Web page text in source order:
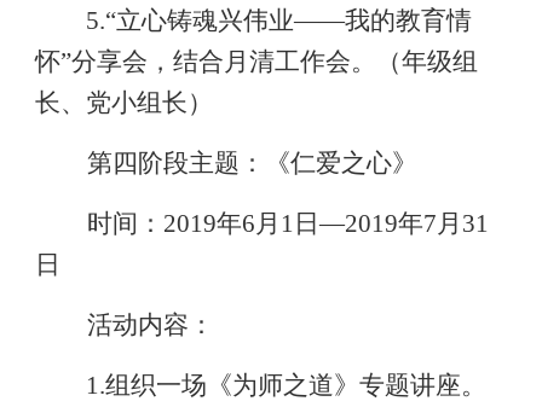
5.“立心铸魂兴伟业——我的教育情
怀”分享会，结合月清工作会。（年级组
长、党小组长）
第四阶段主题：《仁爱之心》
时间： 2019年6月 1 日—2019年7月 31
日
活动内容：
1.组织一场《为师之道》专题讲座。